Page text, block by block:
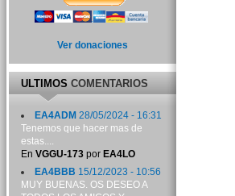
Ver donaciones
ULTIMOSCOMENTARIOS
EA4ADM 28/05/2024 - 16:31
Tenemos que hacer mas de
estas....
En VGGU-173por EA4LO
EA4BBB 15/12/2023 - 10:56
MUY BUENAS. OS DESEO A